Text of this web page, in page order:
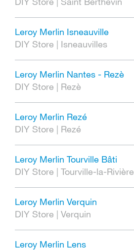
Leroy Merlin Isneauville
DIY Store | Isneauvilles
Leroy Merlin Nantes - Rezè
DIY Store | Rezè
Leroy Merlin Rezé
DIY Store | Rezé
Leroy Merlin Tourville Bâti
DIY Store | Tourville-la-Rivière
Leroy Merlin Verquin
DIY Store | Verquin
Leroy Merlin Lens